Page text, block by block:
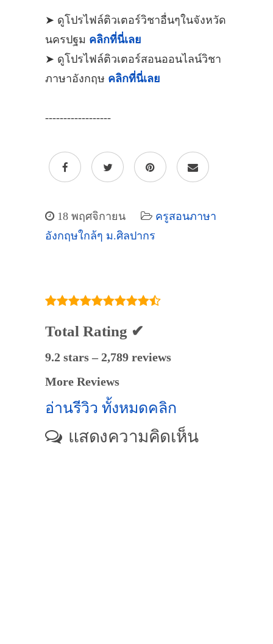
➤ ดูโปรไฟล์ติวเตอร์วิชาอื่นๆในจังหวัด
นครปฐม คลิกที่นี่เลย
➤ ดูโปรไฟล์ติวเตอร์สอนออนไลน์วิชา
ภาษาอังกฤษ คลิกที่นี่เลย
------------------
18 พฤศจิกายน
ครูสอนภาษา
อังกฤษใกล้ๆ ม.ศิลปากร
Total Rating ✔
9.2 stars – 2,789 reviews
More Reviews
อ่านรีวิว ทั้งหมดคลิก
แสดงความคิดเห็น